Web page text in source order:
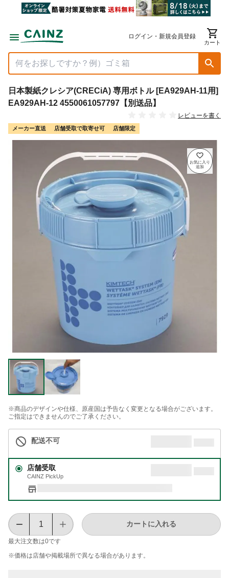
ログイン・新規会員登録
カート
日本製紙クレシア(CRECiA) 専用ボトル [EA929AH-11用]
EA929AH-12 4550061057797【別送品】
レビューを書く
メーカー直送 店舗受取で取寄せ可 店舗限定
※商品のデザインや仕様、原産国は予告なく変更となる場合がございます。
ご指定はできませんのでご了承ください。
配送不可
店舗受取
CAINZ PickUp
最大注文数は0です
カートに入れる
※価格は​店舗や​掲載場所で​異なる​場合が​あります。